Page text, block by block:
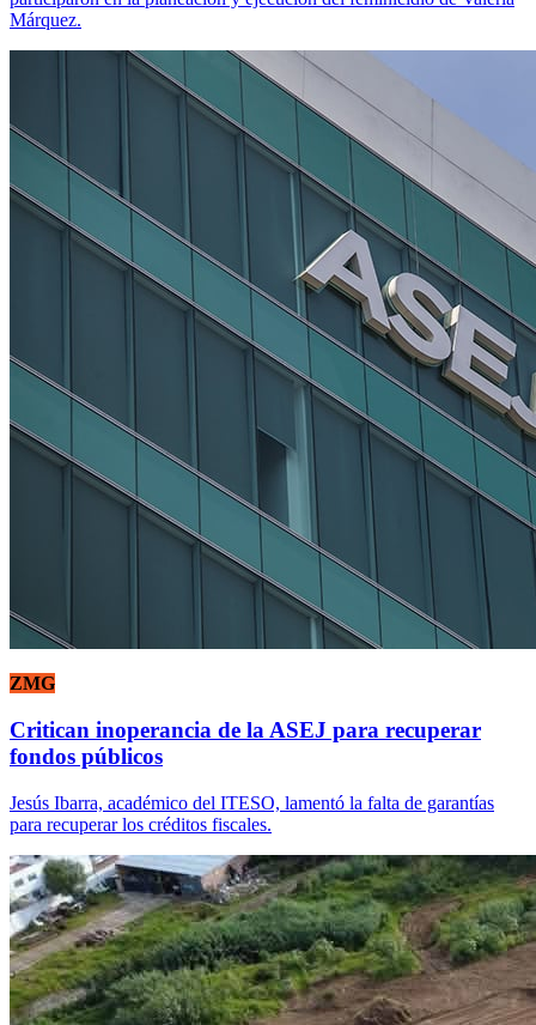
Márquez.
ZMG
Critican inoperancia de la ASEJ para recuperar
fondos públicos
Jesús Ibarra, académico del ITESO, lamentó la falta de garantías
para recuperar los créditos fiscales.